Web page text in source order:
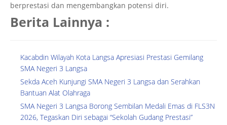
berprestasi dan mengembangkan potensi diri.
Berita Lainnya :
Kacabdin Wilayah Kota Langsa Apresiasi Prestasi Gemilang
SMA Negeri 3 Langsa
Sekda Aceh Kunjungi SMA Negeri 3 Langsa dan Serahkan
Bantuan Alat Olahraga
SMA Negeri 3 Langsa Borong Sembilan Medali Emas di FLS3N
2026, Tegaskan Diri sebagai “Sekolah Gudang Prestasi”